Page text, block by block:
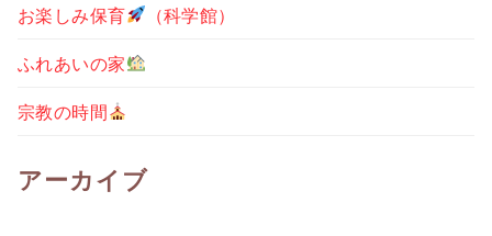
お楽しみ保育
（科学館）
ふれあいの家
宗教の時間
アーカイブ